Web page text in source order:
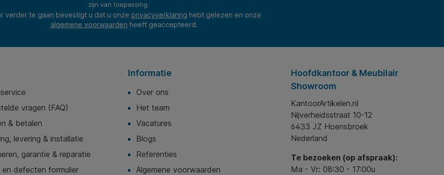
zijn van toepassing.
verder te gaan bevestigt u dat u onze privacyverklaring hebt gelezen en onze
algemene voorwaarden heeft geaccepteerd.
vragen (FAQ)
& betalen
levering & installatie
garantie & reparatie
en defecten formulier
Informatie
Over ons
Het team
Vacatures
Blogs
Referenties
Algemene voorwaarden
Hoofdkantoor & Meubilair
Showroom
KantoorArtikelen.nl
Nijverheidsstraat 10-12
6433 JZ Hoensbroek
Nederland
Te bezoeken (op afspraak):
Ma - Vr: 08:30 - 17:00u